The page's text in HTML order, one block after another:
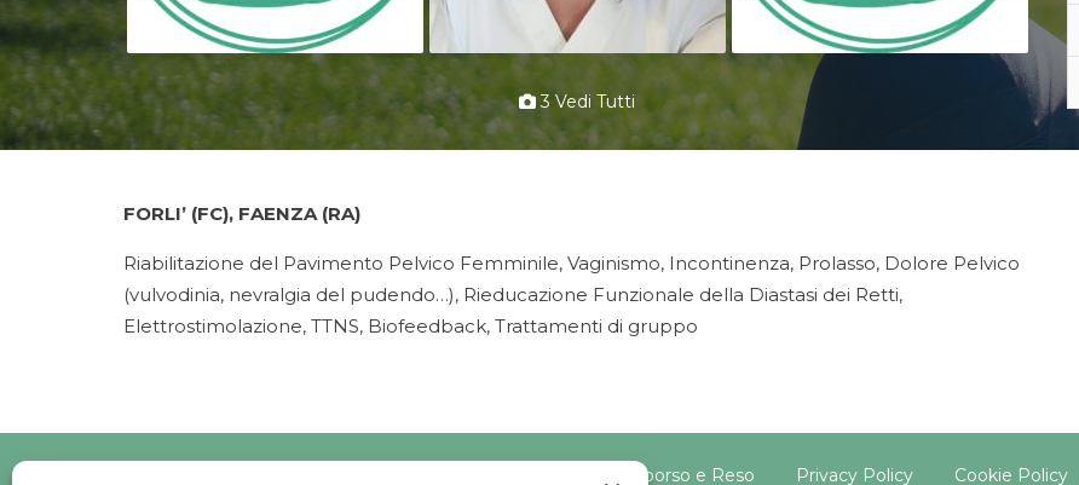
3 Vedi Tutti
FORLI’ (FC), FAENZA (RA)
Riabilitazione del Pavimento Pelvico Femminile, Vaginismo, Incontinenza, Prolasso, Dolore Pelvico
(vulvodinia, nevralgia del pudendo…), Rieducazione Funzionale della Diastasi dei Retti,
Elettrostimolazione, TTNS, Biofeedback, Trattamenti di gruppo
Politica di Rimborso e Reso Privacy Policy Cookie Policy